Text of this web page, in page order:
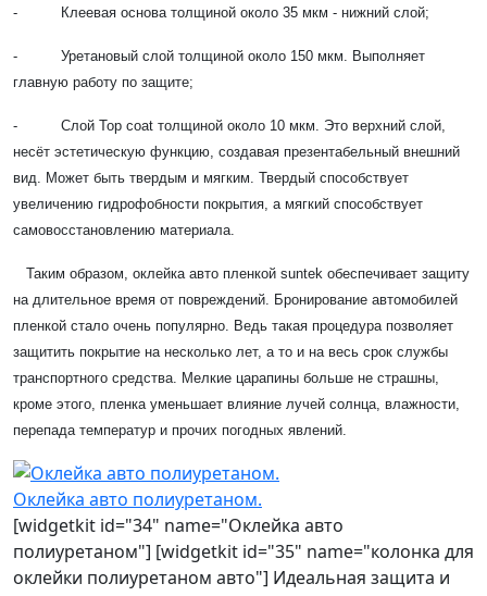
- Клеевая основа толщиной около 35 мкм - нижний слой;
- Уретановый слой толщиной около 150 мкм. Выполняет
главную работу по защите;
- Слой Top coat толщиной около 10 мкм. Это верхний слой,
несёт эстетическую функцию, создавая презентабельный внешний
вид. Может быть твердым и мягким. Твердый способствует
увеличению гидрофобности покрытия, а мягкий способствует
самовосстановлению материала.
Таким образом, оклейка авто пленкой suntek обеспечивает защиту
на длительное время от повреждений. Бронирование автомобилей
пленкой стало очень популярно. Ведь такая процедура позволяет
защитить покрытие на несколько лет, а то и на весь срок службы
транспортного средства. Мелкие царапины больше не страшны,
кроме этого, пленка уменьшает влияние лучей солнца, влажности,
перепада температур и прочих погодных явлений.
Оклейка авто полиуретаном.
[widgetkit id="34" name="Оклейка авто
полиуретаном"] [widgetkit id="35" name="колонка для
оклейки полиуретаном авто"] Идеальная защита и